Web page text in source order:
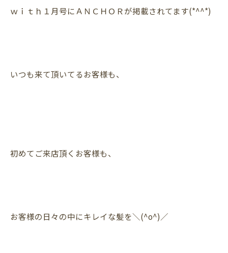
ｗｉｔｈ１月号にＡＮＣＨＯＲが掲載されてます(*^^*)
いつも来て頂いてるお客様も、
初めてご来店頂くお客様も、
お客様の日々の中にキレイな髪を＼(^o^)／